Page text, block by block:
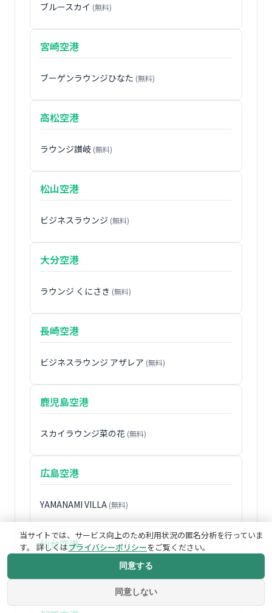
ブルースカイ (無料)
宮崎空港
ブーゲンラウンジひなた (無料)
高松空港
ラウンジ讃岐 (無料)
松山空港
ビジネスラウンジ (無料)
大分空港
ラウンジ くにさき (無料)
長崎空港
ビジネスラウンジ アザレア (無料)
鹿児島空港
スカイラウンジ菜の花 (無料)
広島空港
YAMANAMI VILLA (無料)
仙台空港
当サイトでは、サービス向上のため利用状況の匿名分析を行っていま
す。 詳しくはプライバシーポリシーをご覧ください。
同意しない
同意する